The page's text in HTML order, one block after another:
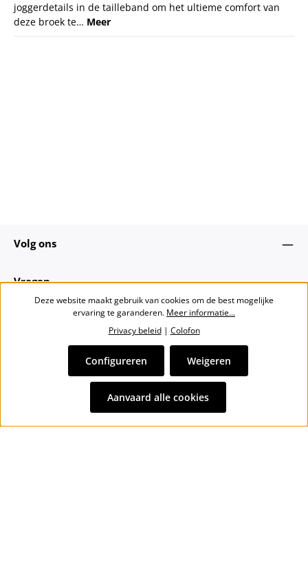
joggerdetails in de tailleband om het ultieme comfort van
deze broek te… Meer
Volg ons
Vragen
Alle prijzen incl. btw plusverzendkosten
bezorgkosten, indien niet anders vermeld.
Deze website maakt gebruik van cookies om de best mogelijke
ervaring te garanderen. Meer informatie...
Privacy beleid| Colofon
Weigeren
Configureren
Aanvaard alle cookies